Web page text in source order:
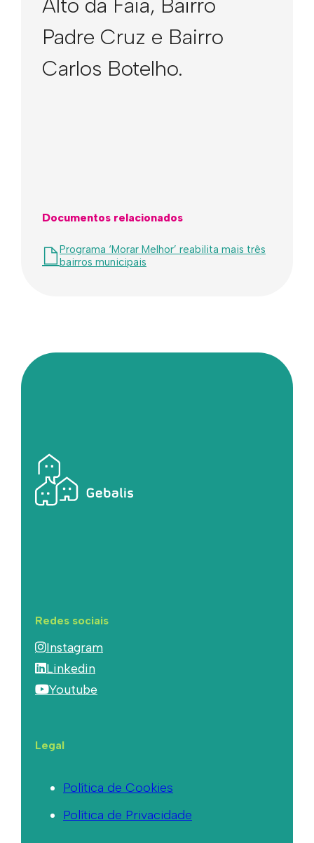
Alto da Faia, Bairro
Padre Cruz e Bairro
Carlos Botelho.
Documentos relacionados
Programa ‘Morar Melhor’ reabilita mais três
bairros municipais
Redes sociais
Instagram
Linkedin
Youtube
Legal
Política de Cookies
Política de Privacidade